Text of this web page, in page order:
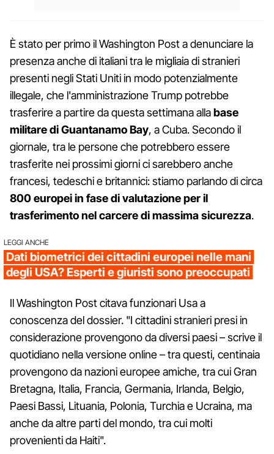
È stato per primo il Washington Post a denunciare la
presenza anche di italiani tra le migliaia di stranieri
presenti negli Stati Uniti in modo potenzialmente
illegale, che l'amministrazione Trump potrebbe
trasferire a partire da questa settimana allabase
militare di Guantanamo Bay, a Cuba. Secondo il
giornale, tra le persone che potrebbero essere
trasferite nei prossimi giorni ci sarebbero anche
francesi, tedeschi e britannici: stiamo parlando di circa
800 europeiin fase di valutazione per il
trasferimento nel carcere di massima sicurezza.
LEGGI ANCHE
Dati biometrici dei cittadini europei nelle mani
degli USA? Esperti e giuristi sono preoccupati
Il Washington Post citava funzionari Usa a
conoscenza del dossier. "I cittadini stranieri presi in
considerazione provengono da diversi paesi – scrive il
quotidiano nella versione online – tra questi, centinaia
provengono da nazioni europee amiche, tra cui Gran
Bretagna, Italia, Francia, Germania, Irlanda, Belgio,
Paesi Bassi, Lituania, Polonia, Turchia e Ucraina, ma
anche da altre parti del mondo, tra cui molti
provenienti da Haiti".